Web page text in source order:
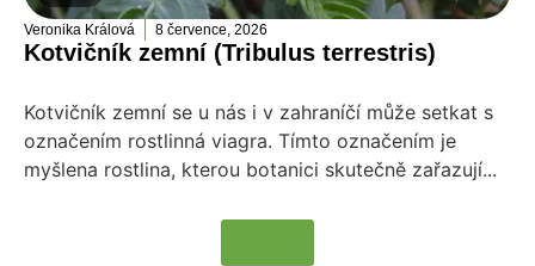
Veronika Králová 8 července, 2026
Kotvičník zemní (Tribulus terrestris)
Kotvičník zemní se u nás i v zahraníčí může setkat s
označením rostlinná viagra. Tímto označením je
myšlena rostlina, kterou botanici skutečně zařazují...